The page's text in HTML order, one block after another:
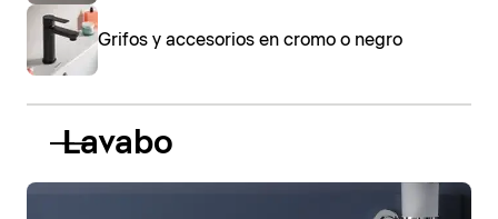
Grifos y accesorios en cromo o negro
Lavabo